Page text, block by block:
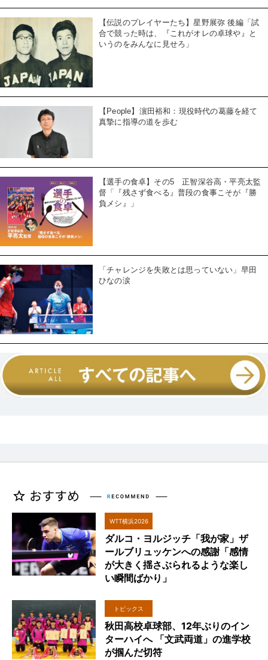
【伝説のプレイヤーたち】星野展弥 後編「試
合で競った時は、『これがオレの卓球や』と
いうのをみんなに見せろ」
【People】濵田裕和：現役時代の葛藤を経て
真摯に指導の道を歩む
【選手の食卓】その5 正智深谷高・平亮太監
督「『残さず食べる』普段の食事こそが『勝
負メシ』」
「チャレンジを失敗とは思っていない」早田
ひなの涙
WTT横浜2026
ダルコ・ヨルジッチ「我が家」ザ
ールブリュッケンへの感謝「感情
が大きく揺さぶられるような楽し
い瞬間ばかり」
トピックス
秋田高校卓球部、12年ぶりのイン
ターハイへ 「文武両道」の進学校
が掴んだ切符